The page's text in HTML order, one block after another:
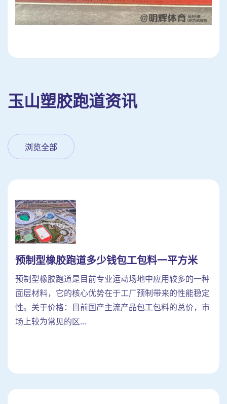
玉山塑胶跑道资讯
浏览全部
预制型橡胶跑道多少钱包工包料一平方米
预制型橡胶跑道是目前专业运动场地中应用较多的一种
面层材料，它的核心优势在于工厂预制带来的性能稳定
性。关于价格：目前国产主流产品包工包料的总价，市
场上较为常见的区...